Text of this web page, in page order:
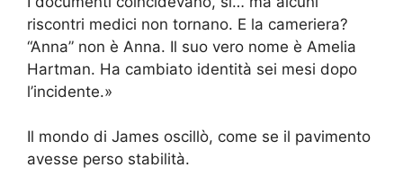
riscontri medici non tornano. E la cameriera?
“Anna” non è Anna. Il suo vero nome è Amelia
Hartman. Ha cambiato identità sei mesi dopo
l’incidente.»
Il mondo di James oscillò, come se il pavimento
avesse perso stabilità.